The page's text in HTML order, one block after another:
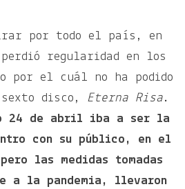
por todo el país, en
regularidad en los
por el cuál no ha podido
disco, Eterna Risa.
24 de abril iba a ser la
con su público, en el
las medidas tomadas
a la pandemia, llevaron